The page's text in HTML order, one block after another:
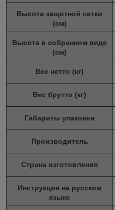
Высота защитной сетки
(см)
Высота в собранном виде
(см)
Вес нетто (кг)
Вес брутто (кг)
Габариты упаковки
Производитель
Страна изготовления
Инструкция на русском
языке